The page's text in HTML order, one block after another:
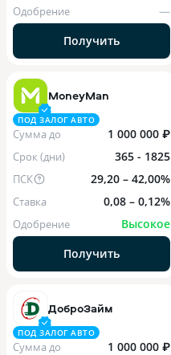
Одобрение
—
Получить
MoneyMan
ПОД ЗАЛОГ АВТО
Сумма до 1 000 000 ₽
Срок (дни) 365 - 1825
ПСК 29,20 – 42,00%
Ставка 0,08 – 0,12%
Одобрение
Высокое
Получить
ДоброЗайм
ПОД ЗАЛОГ АВТО
Сумма до 1 000 000 ₽